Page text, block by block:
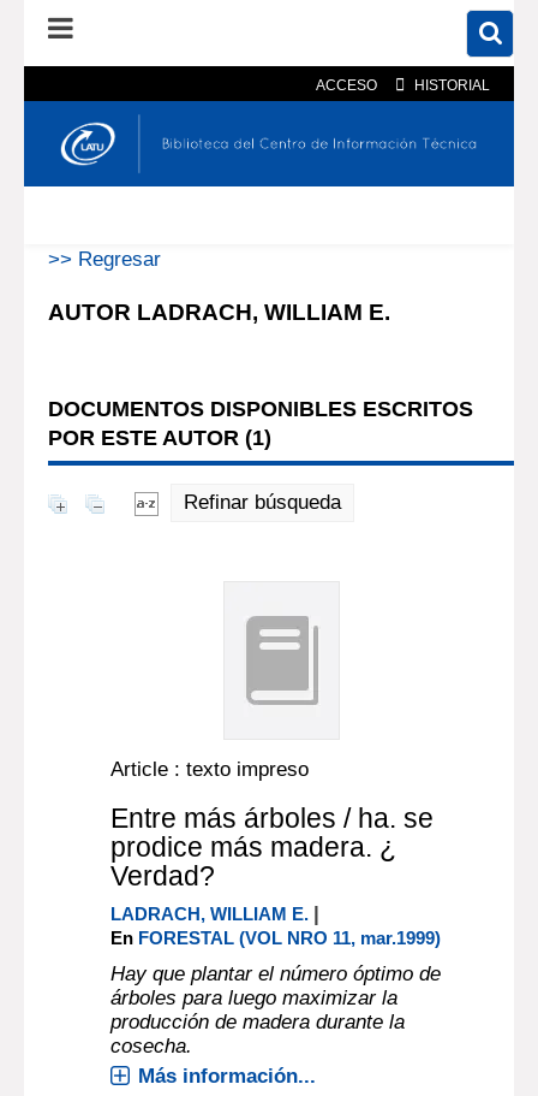
ACCESO HISTORIAL
En el catálogo En el sitio
>> Regresar
AUTOR LADRACH, WILLIAM E.
DOCUMENTOS DISPONIBLES ESCRITOS
POR ESTE AUTOR (1)
Refinar búsqueda
Article : texto impreso
Entre más árboles / ha. se
prodice más madera. ¿
Verdad?
LADRACH, WILLIAM E. |
En FORESTAL (VOL NRO 11, mar.1999)
Hay que plantar el número óptimo de
árboles para luego maximizar la
producción de madera durante la
cosecha.
Más información...